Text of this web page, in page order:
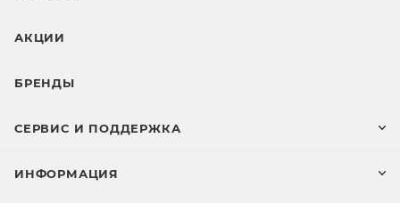
АКЦИИ
БРЕНДЫ
СЕРВИС И ПОДДЕРЖКА
ИНФОРМАЦИЯ